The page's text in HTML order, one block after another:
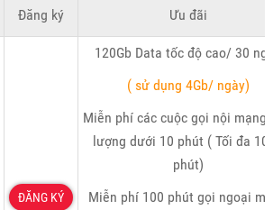
Đăng ký Ưu đãi
ĐĂNG KÝ
120Gb Data tốc độ cao/ 30
( sử dụng 4Gb/ ngày)
Miễn phí các cuộc gọi nội mạng
lượng dưới 10 phút ( Tối đa
phút)
Miễn phí 100 phút gọi ngoại